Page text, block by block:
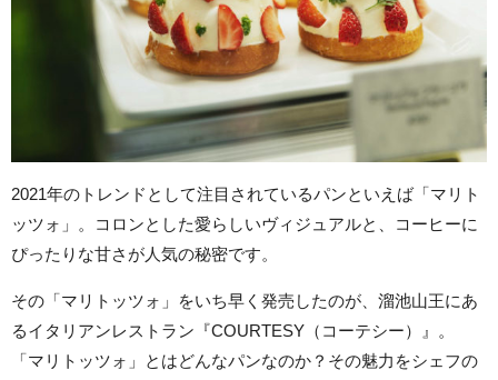
2021年のトレンドとして注目されているパンといえば「マリト
ッツォ」。コロンとした愛らしいヴィジュアルと、コーヒーに
ぴったりな甘さが人気の秘密です。
その「マリトッツォ」をいち早く発売したのが、溜池山王にあ
るイタリアンレストラン『COURTESY（コーテシー）』。
「マリトッツォ」とはどんなパンなのか？その魅力をシェフの